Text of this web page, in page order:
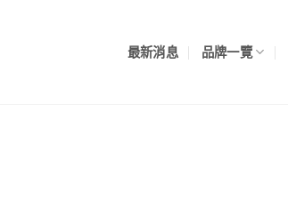
最新消息 品牌一覽